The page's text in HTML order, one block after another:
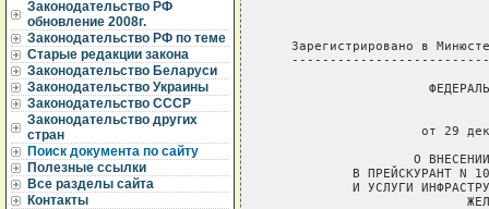
Законодательство РФ
обновление 2008г.
Законодательство РФ по теме
Старые редакции закона
Законодательство Беларуси
Законодательство Украины
Законодательство СССР
Законодательство других
стран
Поиск документа по сайту
Полезные ссылки
Все разделы сайта
Контакты